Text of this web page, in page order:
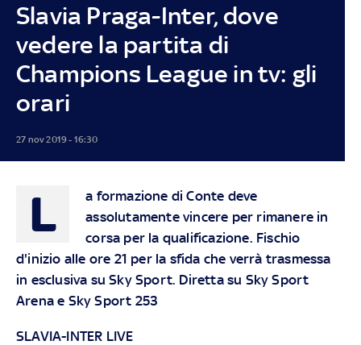
Slavia Praga-Inter, dove
vedere la partita di
Champions League in tv: gli
orari
27 nov 2019 - 16:30
L
a formazione di Conte deve
assolutamente vincere per rimanere in
corsa per la qualificazione. Fischio
d'inizio alle ore 21 per la sfida che verrà trasmessa
in esclusiva su Sky Sport. Diretta su Sky Sport
Arena e Sky Sport 253
SLAVIA-INTER LIVE